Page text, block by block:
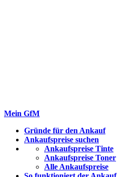
Mein GfM
Gründe für den Ankauf
Ankaufspreise suchen
Ankaufspreise Tinte
Ankaufspreise Toner
Alle Ankaufspreise